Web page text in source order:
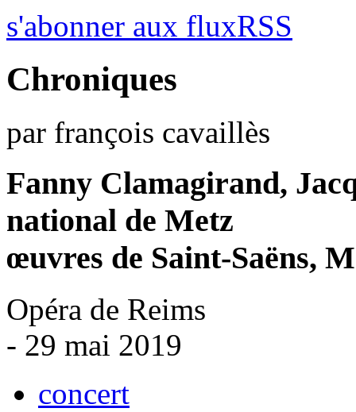
s'abonner aux fluxRSS
Chroniques
par françois cavaillès
Fanny Clamagirand,
national de Metz
œuvres de Saint-Saëns,
Opéra de Reims
- 29 mai 2019
concert